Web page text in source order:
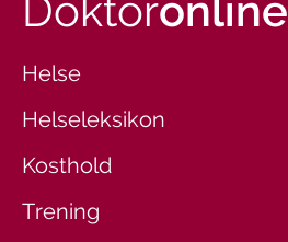
Doktoronline
Helse
Helseleksikon
Kosthold
Trening